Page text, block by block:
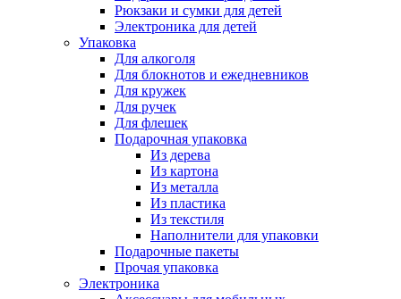
Рюкзаки и сумки для детей
Электроника для детей
Упаковка
Для алкоголя
Для блокнотов и ежедневников
Для кружек
Для ручек
Для флешек
Подарочная упаковка
Из дерева
Из картона
Из металла
Из пластика
Из текстиля
Наполнители для упаковки
Подарочные пакеты
Прочая упаковка
Электроника